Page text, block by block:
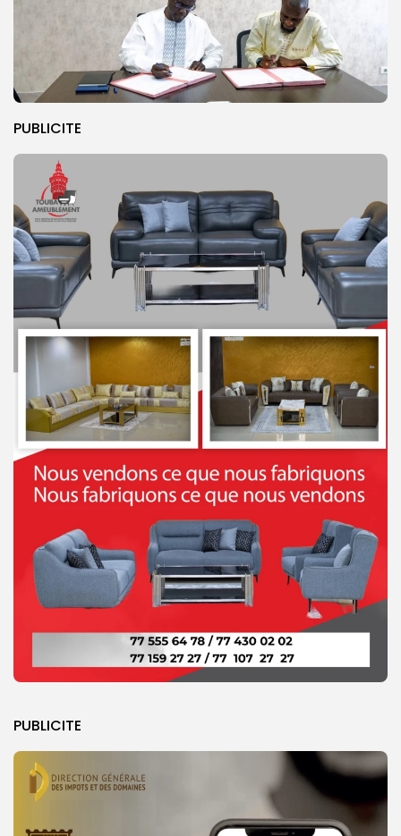
PUBLICITE
PUBLICITE